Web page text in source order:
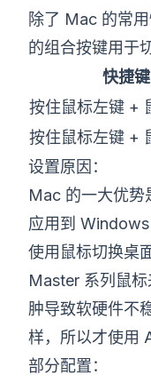
除了 Mac 的常
的组合按键用于
快捷键
按住鼠标左键 +
按住鼠标左键 +
设置原因：
Mac 的一大优势
应用到 Windows
使用鼠标切换桌
Master 系列鼠
肿导致软硬件不
样，所以才使用
部分配置：